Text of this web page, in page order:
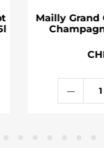
Mailly Grand